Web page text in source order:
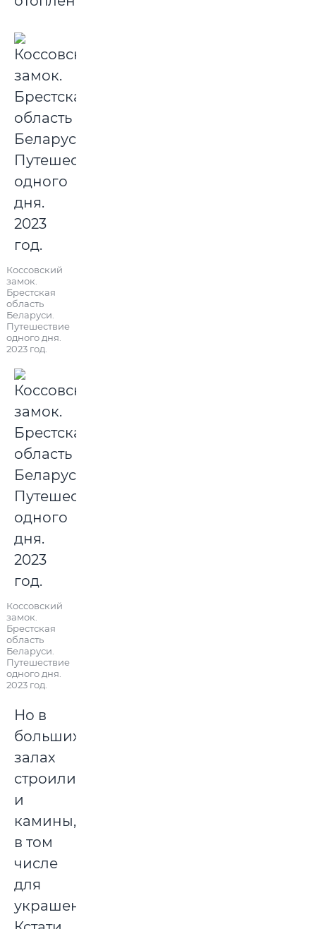
Коссовский
замок.
Брестская
область
Беларуси.
Путешествие
одного дня.
2023 год.
Коссовский
замок.
Брестская
область
Беларуси.
Путешествие
одного дня.
2023 год.
Но в
больших
залах
строили
и
камины,
в том
числе
для
украшения.